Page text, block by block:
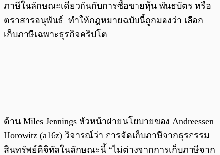
ภาษีในลักษณะเดียวกันกับการซื้อขายหุ้น พันธบัตร หรือ
ตราสารอนุพันธ์ ทำให้กฎหมายฉบับนี้ถูกมองว่า เลือก
เก็บภาษีเฉพาะธุรกิจคริปโต
ด้าน Miles Jennings หัวหน้าฝ่ายนโยบายของ Andreessen
Horowitz (a16z) วิจารณ์ว่า การจัดเก็บภาษีจากธุรกรรม
สินทรัพย์ดิจิทัลในลักษณะนี้ “ไม่ต่างจากการเก็บภาษีจาก